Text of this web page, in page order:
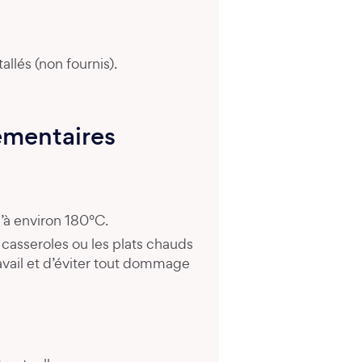
(non fournis).
environ 180°C.
ou les plats chauds
et d’éviter tout dommage